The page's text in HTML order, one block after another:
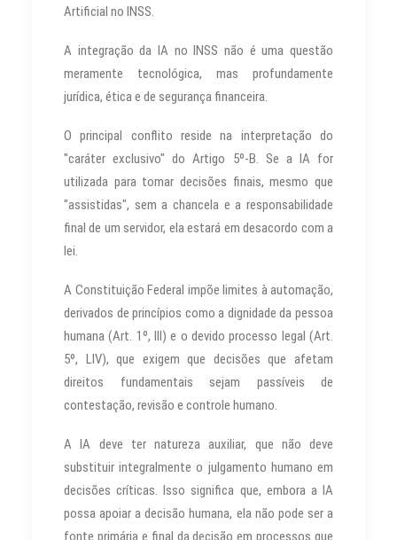
Artificial no INSS.
A integração da IA no INSS não é uma questão
meramente tecnológica, mas profundamente
jurídica, ética e de segurança financeira.
O principal conflito reside na interpretação do
"caráter exclusivo" do Artigo 5º-B. Se a IA for
utilizada para tomar decisões finais, mesmo que
"assistidas", sem a chancela e a responsabilidade
final de um servidor, ela estará em desacordo com a
lei.
A Constituição Federal impõe limites à automação,
derivados de princípios como a dignidade da pessoa
humana (Art. 1º, III) e o devido processo legal (Art.
5º, LIV), que exigem que decisões que afetam
direitos fundamentais sejam passíveis de
contestação, revisão e controle humano.
A IA deve ter natureza auxiliar, que não deve
substituir integralmente o julgamento humano em
decisões críticas. Isso significa que, embora a IA
possa apoiar a decisão humana, ela não pode ser a
fonte primária e final da decisão em processos que